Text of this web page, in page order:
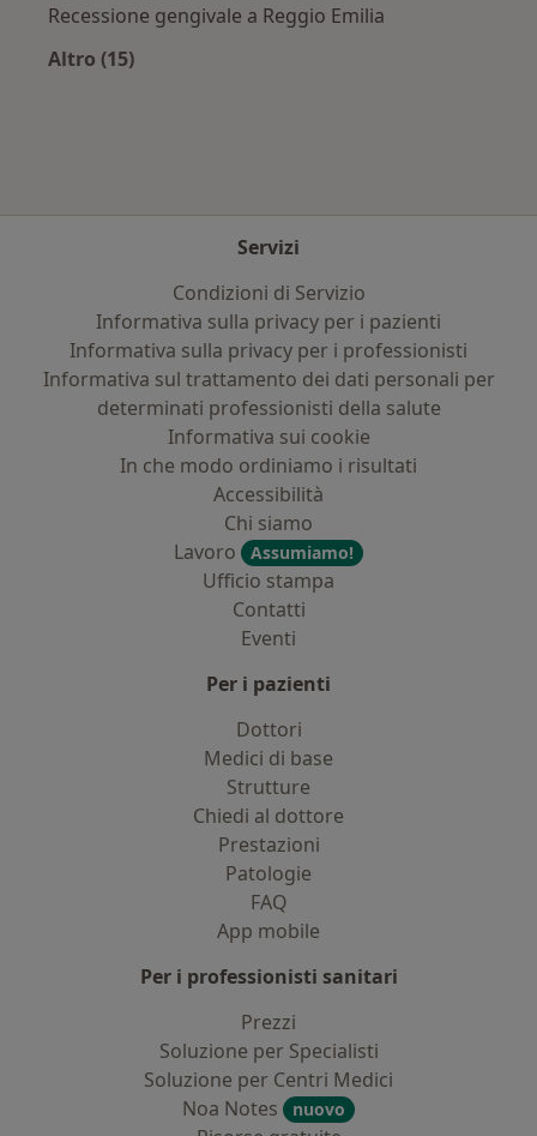
Recessione gengivale a Reggio Emilia
Altro (15)
Servizi
Condizioni di Servizio
Informativa sulla privacy per i pazienti
Informativa sulla privacy per i professionisti
Informativa sul trattamento dei dati personali per
determinati professionisti della salute
Informativa sui cookie
In che modo ordiniamo i risultati
Accessibilità
Chi siamo
Lavoro
Assumiamo!
Ufficio stampa
Contatti
Eventi
Per i pazienti
Dottori
Medici di base
Strutture
Chiedi al dottore
Prestazioni
Patologie
FAQ
App mobile
Per i professionisti sanitari
Prezzi
Soluzione per Specialisti
Soluzione per Centri Medici
Noa Notes
nuovo